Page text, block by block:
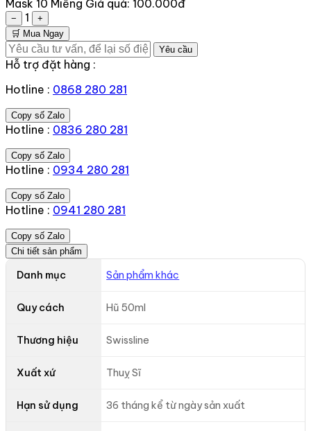
Mask 10 Miếng Giá quà: 100.000đ
− 1
+
🛒 Mua Ngay
Yêu cầu
Hỗ trợ đặt hàng :
Hotline : 0868 280 281
Copy số Zalo
Hotline : 0836 280 281
Copy số Zalo
Hotline : 0934 280 281
Copy số Zalo
Hotline : 0941 280 281
Copy số Zalo
Chi tiết sản phẩm
Danh mục Sản phẩm khác
Quy cách Hũ 50ml
Thương hiệu Swissline
Xuất xứ Thuỵ Sĩ
Hạn sử dụng 36 tháng kể từ ngày sản xuất